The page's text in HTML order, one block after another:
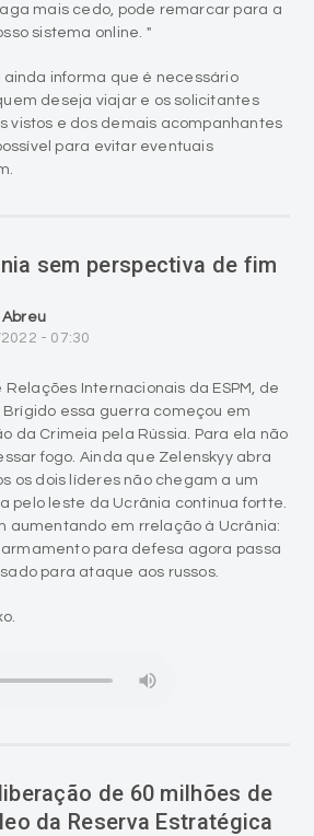
mais cedo, pode remarcar para a
sistema online. "
ainda informa que é necessário
deseja viajar e os solicitantes
vistos e dos demais acompanhantes
para evitar eventuais
sem perspectiva de fim
- 07:30
Internacionais da ESPM, de
Brígido essa guerra começou em
da Crimeia pela Rússia. Para ela não
fogo. Ainda que Zelenskyy abra
os dois líderes não chegam a um
pelo leste da Ucrânia continua fortte.
aumentando em rrelação à Ucrânia:
para defesa agora passa
para ataque aos russos.
de 60 milhões de
da Reserva Estratégica